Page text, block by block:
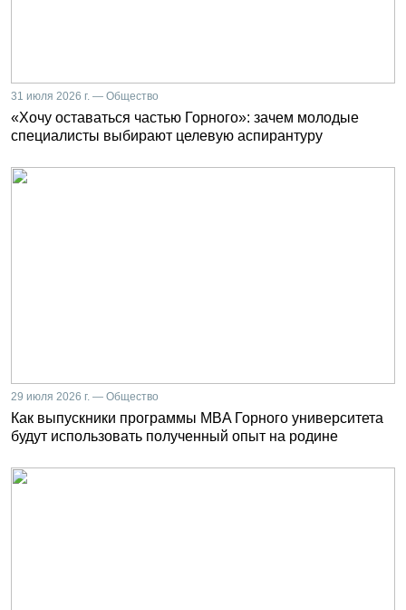
31 июля 2026 г. — Общество
«Хочу оставаться частью Горного»: зачем молодые
специалисты выбирают целевую аспирантуру
29 июля 2026 г. — Общество
Как выпускники программы MBA Горного университета
будут использовать полученный опыт на родине